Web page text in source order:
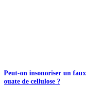
Peut-on insonoriser un
ouate de cellulose ?